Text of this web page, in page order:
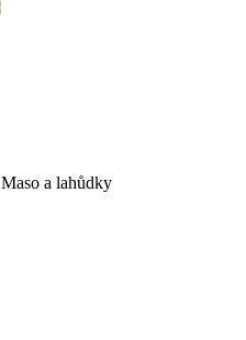
Maso a lahůdky